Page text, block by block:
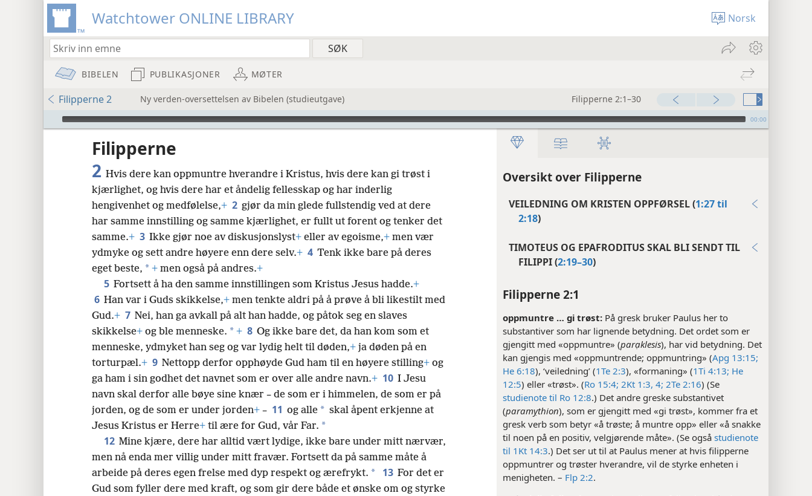
Watchtower ONLINE LIBRARY Norsk
BIBELEN PUBLIKASJONER MØTER
Filipperne 2 Ny verden-oversettelsen av Bibelen (studieutgave) Filipperne 2:1–30
Audio Player 00:00
Oversikt over Filipperne
VEILEDNING OM KRISTEN OPPFØRSEL (1:27 til
2:18)
TIMOTEUS OG EPAFRODITUS SKAL BLI SENDT TIL
FILIPPI (2:19–30)
Filipperne 2:1
oppmuntre … gi trøst: På gresk bruker Paulus her to
substantiver som har lignende betydning. Det ordet som er
gjengitt med «oppmuntre» (parạklesis), har vid betydning. Det
kan gjengis med «oppmuntrende; oppmuntring» (Apg 13:15;
He 6:18), ‘veiledning’ (1Te 2:3), «formaning» (1Ti 4:13; He
12:5) eller «trøst». (Ro 15:4; 2Kt 1:3, 4; 2Te 2:16) (Se
studienote til Ro 12:8.) Det andre greske substantivet
(paramỵthion), som er gjengitt med «gi trøst», kommer fra et
gresk verb som betyr «å trøste; å muntre opp» eller «å snakke
til noen på en positiv, velgjørende måte». (Se også studienote
til 1Kt 14:3.) Det ser ut til at Paulus mener at hvis filipperne
oppmuntrer og trøster hverandre, vil de styrke enheten i
menigheten. – Flp 2:2.
Filipperne
2 Hvis dere kan oppmuntre hverandre i Kristus, hvis dere kan gi trøst i
kjærlighet, og hvis dere har et åndelig fellesskap og har inderlig
hengivenhet og medfølelse,+ 2 gjør da min glede fullstendig ved at dere
har samme innstilling og samme kjærlighet, er fullt ut forent og tenker det
samme.+ 3 Ikke gjør noe av diskusjonslyst+ eller av egoisme,+ men vær
ydmyke og sett andre høyere enn dere selv.+ 4 Tenk ikke bare på deres
eget beste, * + men også på andres.+
5 Fortsett å ha den samme innstillingen som Kristus Jesus hadde.+
6 Han var i Guds skikkelse,+ men tenkte aldri på å prøve å bli likestilt med
Gud.+ 7 Nei, han ga avkall på alt han hadde, og påtok seg en slaves
skikkelse+ og ble menneske. * + 8 Og ikke bare det, da han kom som et
menneske, ydmyket han seg og var lydig helt til døden,+ ja døden på en
torturpæl.+ 9 Nettopp derfor opphøyde Gud ham til en høyere stilling+ og
ga ham i sin godhet det navnet som er over alle andre navn.+ 10 I Jesu
navn skal derfor alle bøye sine knær – de som er i himmelen, de som er på
jorden, og de som er under jorden+ – 11 og alle * skal åpent erkjenne at
Jesus Kristus er Herre+ til ære for Gud, vår Far. *
12 Mine kjære, dere har alltid vært lydige, ikke bare under mitt nærvær,
men nå enda mer villig under mitt fravær. Fortsett da på samme måte å
arbeide på deres egen frelse med dyp respekt og ærefrykt. * 13 For det er
Gud som fyller dere med kraft, og som gir dere både et ønske om og styrke